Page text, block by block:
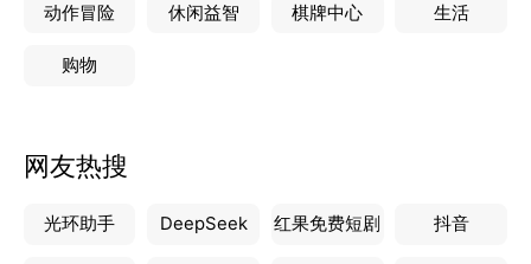
动作冒险 休闲益智 棋牌中心 生活
购物
网友热搜
光环助手 DeepSeek 红果免费短剧 抖音